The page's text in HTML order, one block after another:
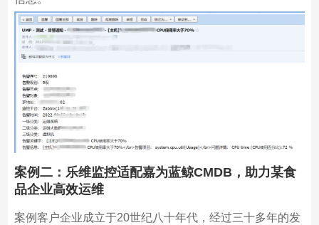
案例二：乐维监控适配嘉为蓝鲸CMDB，助力某食
品企业高效运维
案例客户企业成立于20世纪八十年代，经过三十多年的发